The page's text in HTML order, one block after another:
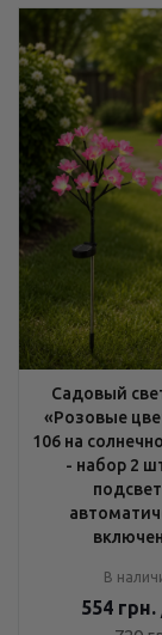
Садовый
«Розовые
106 на
- набор 2
В
554 грн.